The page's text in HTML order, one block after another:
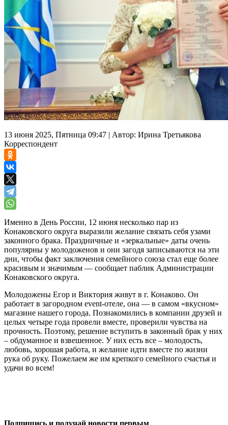
13 июня 2025, Пятница 09:47 | Автор: Ирина Третьякова
Корреспондент
Именно в День России, 12 июня несколько пар из
Конаковского округа выразили желание связать себя узами
законного брака. Праздничные и «зеркальные» даты очень
популярны у молодоженов и они загодя записываются на эти
дни, чтобы факт заключения семейного союза стал еще более
красивым и значимым — сообщает паблик Администрации
Конаковского округа.
Молодожены Егор и Виктория живут в г. Конаково. Он
работает в загородном event-отеле, она — в самом «вкусном»
магазине нашего города. Познакомились в компании друзей и
целых четыре года провели вместе, проверили чувства на
прочность. Поэтому, решение вступить в законный брак у них
– обдуманное и взвешенное. У них есть все – молодость,
любовь, хорошая работа, и желание идти вместе по жизни
рука об руку. Пожелаем же им крепкого семейного счастья и
удачи во всем!
Подпишись и получай новости первым